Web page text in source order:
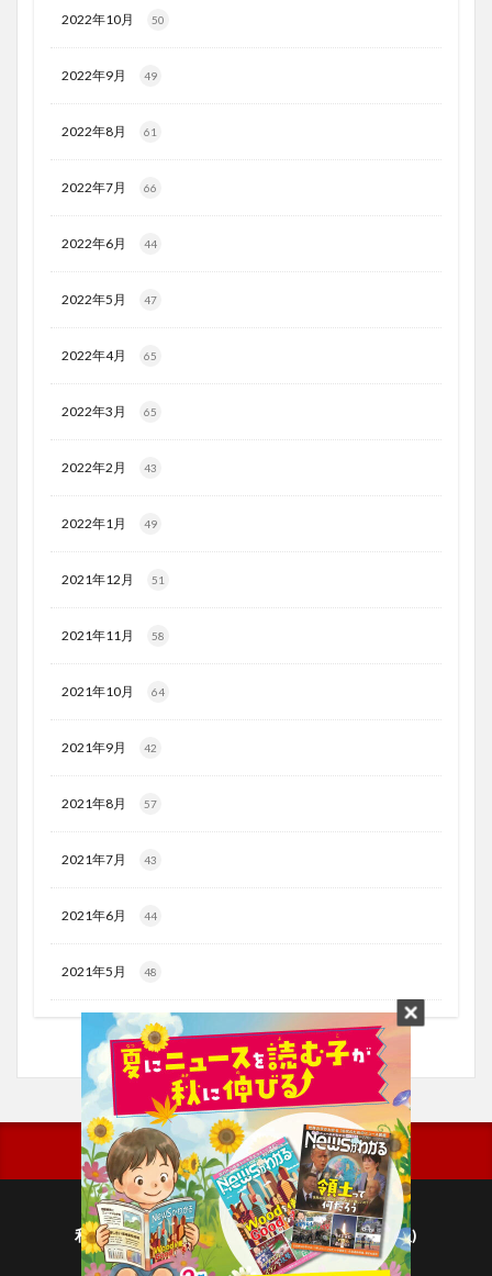
2022年10月 50
2022年9月 49
2022年8月 61
2022年7月 66
2022年6月 44
2022年5月 47
2022年4月 65
2022年3月 65
2022年2月 43
2022年1月 49
2021年12月 51
2021年11月 58
2021年10月 64
2021年9月 42
2021年8月 57
2021年7月 43
2021年6月 44
2021年5月 48
利用規約
プライバシーポリシー(毎日新聞出版)
個人情報について(毎日新聞社)